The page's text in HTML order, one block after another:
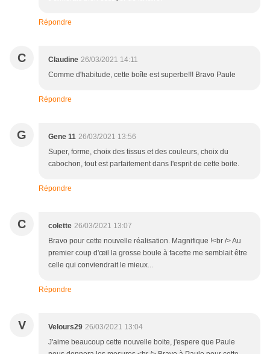
Répondre
C Claudine 26/03/2021 14:11
Comme d'habitude, cette boîte est superbe!!! Bravo Paule
Répondre
G Gene 11 26/03/2021 13:56
Super, forme, choix des tissus et des couleurs, choix du
cabochon, tout est parfaitement dans l'esprit de cette boite.
Répondre
C colette 26/03/2021 13:07
Bravo pour cette nouvelle réalisation. Magnifique !<br /> Au
premier coup d'œil la grosse boule à facette me semblait être
celle qui conviendrait le mieux...
Répondre
V Velours29 26/03/2021 13:04
J'aime beaucoup cette nouvelle boite, j'espere que Paule